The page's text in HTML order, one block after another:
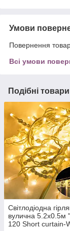
Умови
Повернення
Всі умови
Подібні
Світлодіодна
вулична 5.2х0.5м
120 Short curtain-